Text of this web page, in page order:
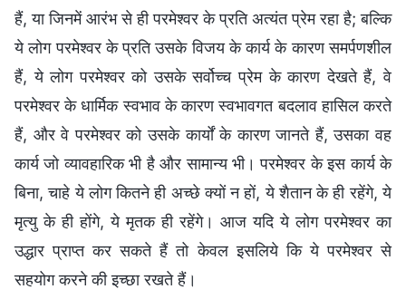
हैं, या जिनमें आरंभ से ही परमेश्वर के प्रति अत्यंत प्रेम रहा है; बल्कि
ये लोग परमेश्वर के प्रति उसके विजय के कार्य के कारण समर्पणशील
हैं, ये लोग परमेश्वर को उसके सर्वोच्च प्रेम के कारण देखते हैं, वे
परमेश्वर के धार्मिक स्वभाव के कारण स्वभावगत बदलाव हासिल करते
हैं, और वे परमेश्वर को उसके कार्यों के कारण जानते हैं, उसका वह
कार्य जो व्यावहारिक भी है और सामान्य भी। परमेश्वर के इस कार्य के
बिना, चाहे ये लोग कितने ही अच्छे क्यों न हों, ये शैतान के ही रहेंगे, ये
मृत्यु के ही होंगे, ये मृतक ही रहेंगे। आज यदि ये लोग परमेश्वर का
उद्धार प्राप्त कर सकते हैं तो केवल इसलिये कि ये परमेश्वर से
सहयोग करने की इच्छा रखते हैं।